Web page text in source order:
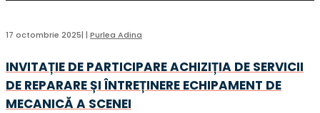
17 octombrie 2025| | Purlea Adina
INVITAȚIE DE PARTICIPARE ACHIZIȚIA DE SERVICII
DE REPARARE ȘI ÎNTREȚINERE ECHIPAMENT DE
MECANICĂ A SCENEI